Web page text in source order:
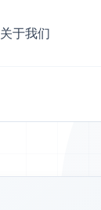
关于我们